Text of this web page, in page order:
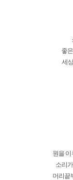
좋
세
원을
소리
머리끝